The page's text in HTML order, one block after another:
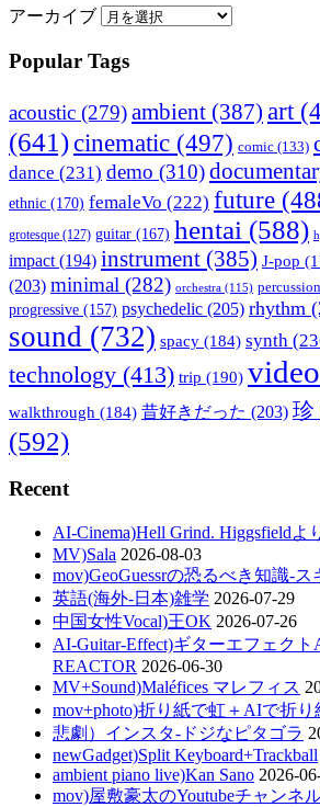
アーカイブ
Popular Tags
acoustic (279)ambient (387) art
(641)cinematic (497) comic (133)
dance (231) demo (310)
ethnic (170) femaleVo (222) future
grotesque (127) guitar (167) hentai (588)
impact (194) instrument (385) J-pop
(203) minimal (282) orchestra (115) percussion
progressive (157) psychedelic (205) rhythm
sound (732) spacy (184) synth
technology (413) trip (190) video
walkthrough (184) 昔好きだった (203) 珍
(592)
Recent
AI-Cinema)Hell Grind. Higgsfieldよ
MV)Sala 2026-08-03
mov)GeoGuessrの恐るべき知識-ス
英語(海外-日本)雑学 2026-07-29
中国女性Vocal)王OK 2026-07-26
AI-Guitar-Effect)ギターエフェク
REACTOR 2026-06-30
MV+Sound)Maléfices マレフィス
mov+photo)折り紙で虹＋AIで折り
悲劇）インスタ-ドジなピタゴラ
newGadget)Split Keyboard+Trackball
ambient piano live)Kan Sano 2026-
mov)屋敷豪太のYoutubeチャンネ